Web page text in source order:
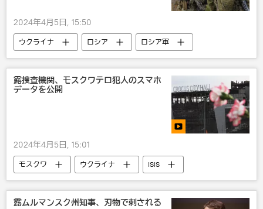
2024年4月5日, 15:50
ウクライナ ロシア
ロシア軍
国際
露捜査機関、モスクワテロ犯人のスマホ
データを公開
2024年4月5日, 15:01
モスクワ ウクライナ
ISIS
テロ
ロシア 災害・事故・事件
露ムルマンスク州知事、刃物で刺される